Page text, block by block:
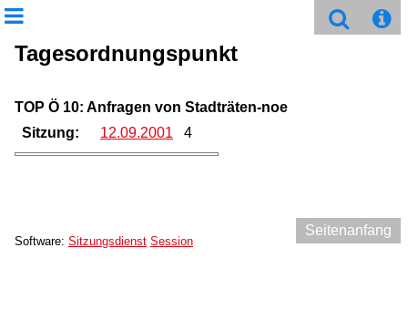
Tagesordnungspunkt
TOP Ö 10: Anfragen von Stadträten-noe
Sitzung:
12.09.2001 4
Seitenanfang
Software: Sitzungsdienst Session